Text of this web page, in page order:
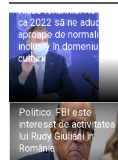
Klaus Iohannis: Ne dorim
ca 2022 să ne aducă mai
aproape de normalitate,
inclusiv în domeniul
culturii
Politico: FBI este
interesat de activitatea
lui Rudy Giuliani în
România